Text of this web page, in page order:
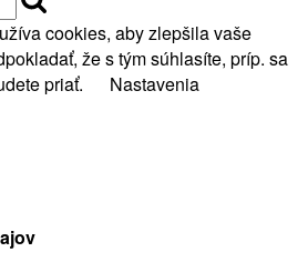
cookies, aby zlepšila vaše
že s tým súhlasíte, príp. sa
priať.
Nastavenia